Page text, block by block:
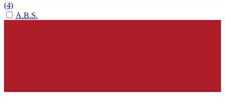
(4)
A.B.S.